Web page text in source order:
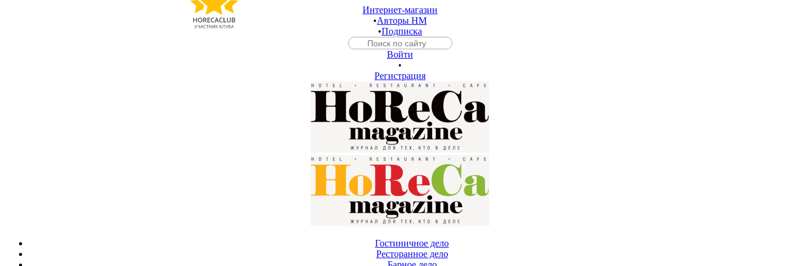
Интернет-магазин
•Авторы HM
•Подписка
Войти
•
Регистрация
Гостиничное дело
Ресторанное дело